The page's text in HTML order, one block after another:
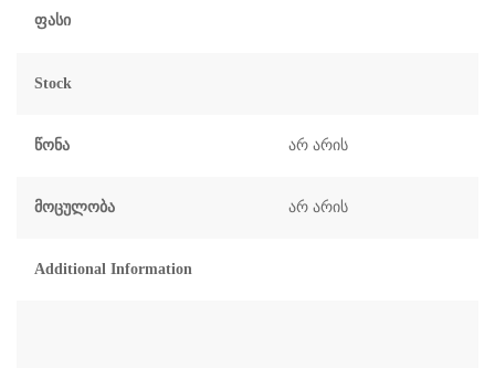
Ფასი
Stock
Წონა არ არის
Მოცულობა არ არის
Additional Information